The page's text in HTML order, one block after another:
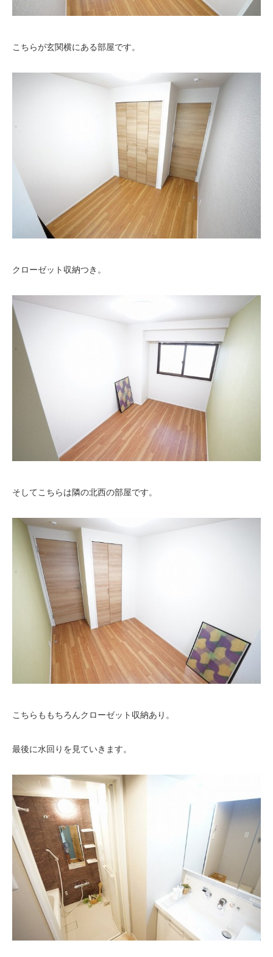
こちらが玄関横にある部屋です。
クローゼット収納つき。
そしてこちらは隣の北西の部屋です。
こちらももちろんクローゼット収納あり。
最後に水回りを見ていきます。